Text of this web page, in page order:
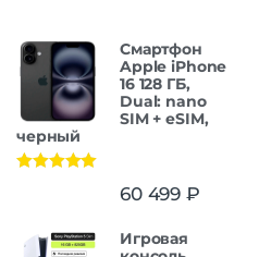
Смартфон
Apple iPhone
16 128 ГБ,
Dual: nano
SIM + eSIM,
черный
60 499 ₽
Игровая